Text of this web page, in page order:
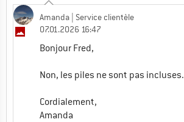
Amanda | Service clientèle
07.01.2026 16:47
Bonjour Fred,
Non, les piles ne sont pas incluses.
Cordialement,
Amanda